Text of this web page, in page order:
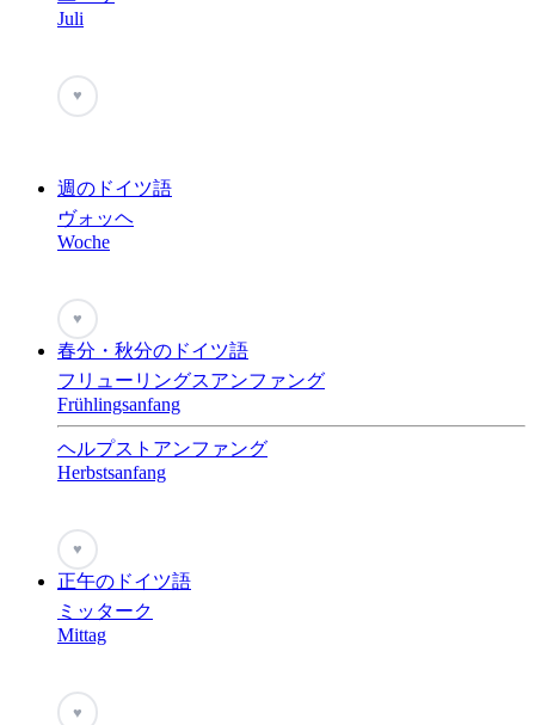
Juli
♥
週のドイツ語
ヴォッヘ
Woche
♥
春分・秋分のドイツ語
フリューリングスアンファング
Frühlingsanfang
ヘルプストアンファング
Herbstsanfang
♥
正午のドイツ語
ミッターク
Mittag
♥